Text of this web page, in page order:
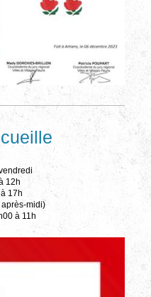
12h
17h
midi)
à 11h